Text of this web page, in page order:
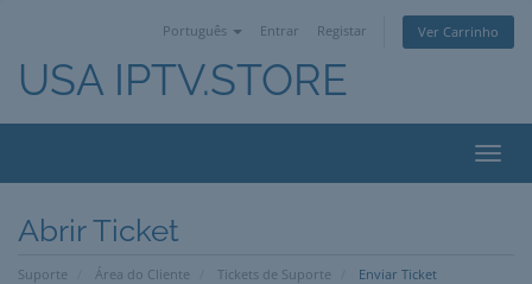
Português Entrar Registar Ver Carrinho
USA IPTV.STORE
Abrir Ticket
Suporte Área do Cliente Tickets de Suporte Enviar Ticket